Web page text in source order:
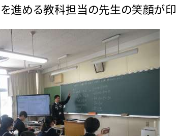
進める教科担当の先生の笑顔が印